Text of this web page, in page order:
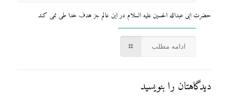
حضرت ابی عبدالله الحسین علیه السلام در این عالم جز هدف خدا طی نمی کند
ادامه مطلب
دیدگاهتان را بنویسید